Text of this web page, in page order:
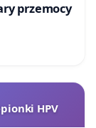
ofiary przemocy
HPV